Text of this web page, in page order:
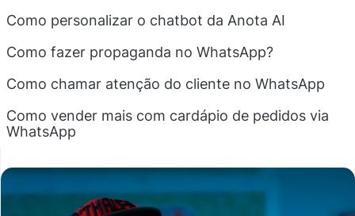
Como personalizar o chatbot da Anota AI
Como fazer propaganda no WhatsApp?
Como chamar atenção do cliente no WhatsApp
Como vender mais com cardápio de pedidos via
WhatsApp